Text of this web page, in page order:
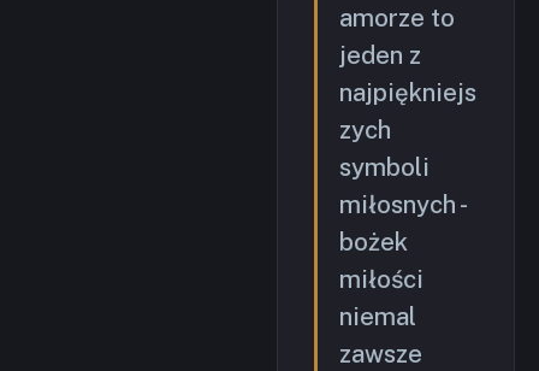
amorze to
jeden z
najpiękniejs
zych
symboli
miłosnych -
bożek
miłości
niemal
zawsze